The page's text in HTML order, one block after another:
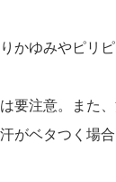
かゆみやピリ
要注意。また
がベタつく場